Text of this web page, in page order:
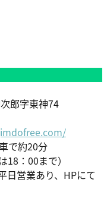
郎字東神74
で約20分
：00まで）
日営業あり、HPにて